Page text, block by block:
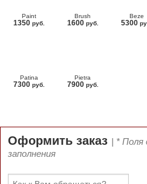
Paint
1350 руб.
Brush
1600 руб.
Beze
5300
Patina
7300 руб.
Pietra
7900 руб.
Оформить заказ | * Поля
заполнения